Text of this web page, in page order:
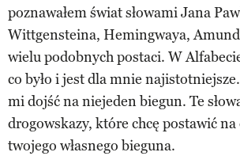
poznawałem świat słowami Jana
Wittgensteina, Hemingwaya,
wielu podobnych postaci. W
co było i jest dla mnie
mi dojść na niejeden biegun. Te
drogowskazy, które chcę postawić na
twojego własnego bieguna.